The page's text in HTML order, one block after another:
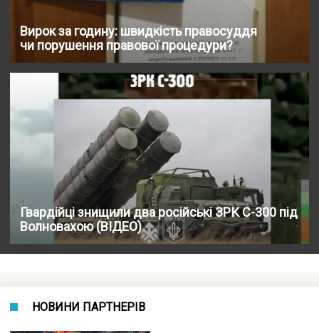
Вирок за годину: швидкість правосуддя
чи порушення правової процедури?
Гвардійці знищили два російські ЗРК С-300 під
Волновахою (ВІДЕО)
НОВИНИ ПАРТНЕРІВ